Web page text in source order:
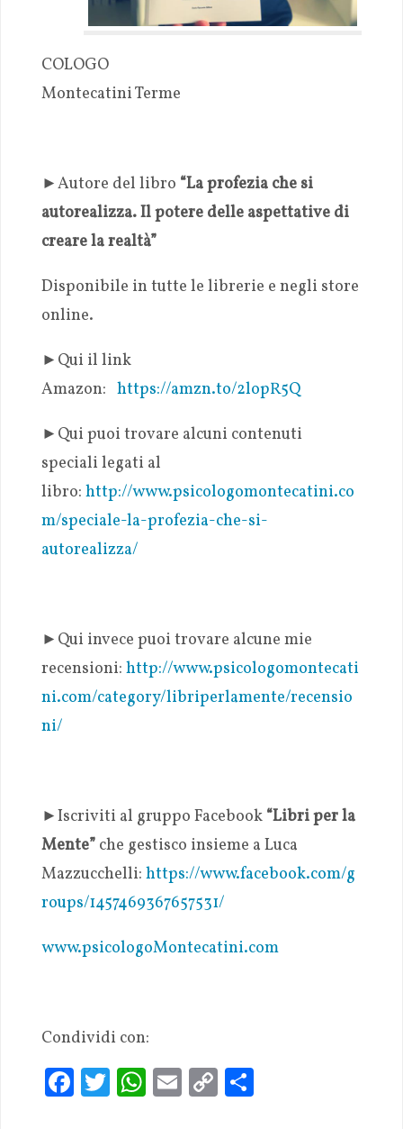
COLOGO
Montecatini Terme
►Autore del libro “La profezia che si
autorealizza. Il potere delle aspettative di
creare la realtà”
Disponibile in tutte le librerie e negli store
online.
►Qui il link
Amazon: https://amzn.to/2lopR5Q
►Qui puoi trovare alcuni contenuti
speciali legati al
libro: http://www.psicologomontecatini.co
m/speciale-la-profezia-che-si-
autorealizza/
►Qui invece puoi trovare alcune mie
recensioni: http://www.psicologomontecati
ni.com/category/libriperlamente/recensio
ni/
►Iscriviti al gruppo Facebook “Libri per la
Mente”che gestisco insieme a Luca
Mazzucchelli: https://www.facebook.com/g
roups/1457469367657531/
www.psicologoMontecatini.com
Condividi con:
FaT WE C S